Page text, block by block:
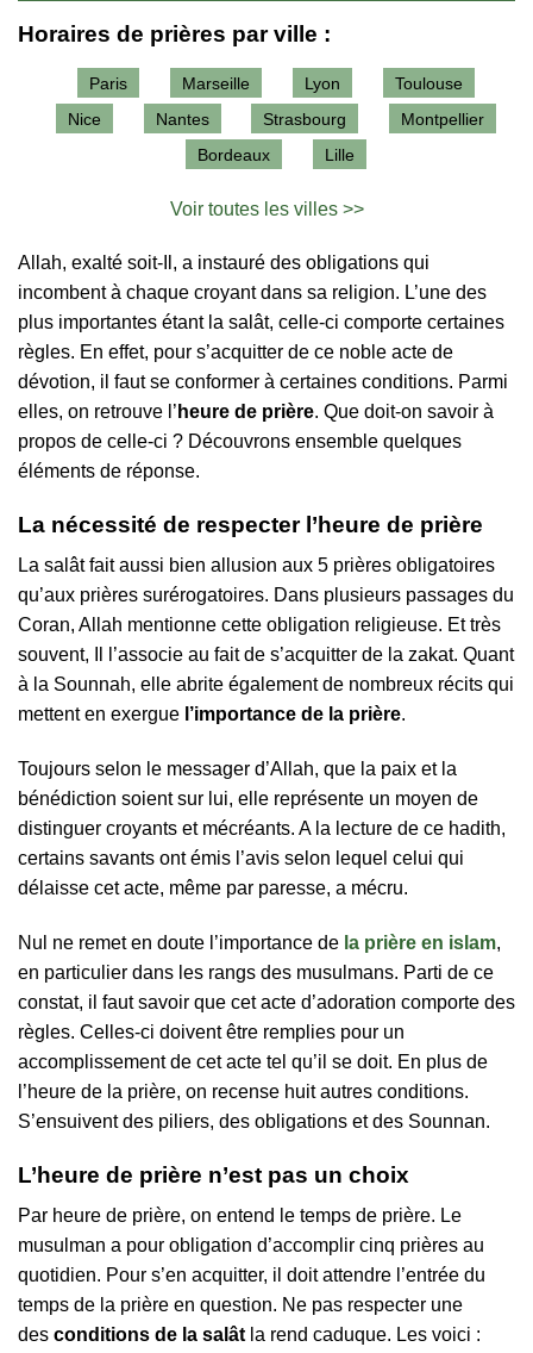
Horaires de prières par ville :
Paris Marseille Lyon
Toulouse
Nice
Nantes Strasbourg
Montpellier
Bordeaux
Lille
Voir toutes les villes >>
Allah, exalté soit-Il, a instauré des obligations qui
incombent à chaque croyant dans sa religion. L’une des
plus importantes étant la salât, celle-ci comporte certaines
règles. En effet, pour s’acquitter de ce noble acte de
dévotion, il faut se conformer à certaines conditions. Parmi
elles, on retrouve l’ heure de prière. Que doit-on savoir à
propos de celle-ci ? Découvrons ensemble quelques
éléments de réponse.
La nécessité de respecter l’heure de prière
La salât fait aussi bien allusion aux 5 prières obligatoires
qu’aux prières surérogatoires. Dans plusieurs passages du
Coran, Allah mentionne cette obligation religieuse. Et très
souvent, Il l’associe au fait de s’acquitter de la zakat. Quant
à la Sounnah, elle abrite également de nombreux récits qui
mettent en exergue l’importance de la prière.
Toujours selon le messager d’Allah, que la paix et la
bénédiction soient sur lui, elle représente un moyen de
distinguer croyants et mécréants. A la lecture de ce hadith,
certains savants ont émis l’avis selon lequel celui qui
délaisse cet acte, même par paresse, a mécru.
Nul ne remet en doute l’importance de la prière en islam,
en particulier dans les rangs des musulmans. Parti de ce
constat, il faut savoir que cet acte d’adoration comporte des
règles. Celles-ci doivent être remplies pour un
accomplissement de cet acte tel qu’il se doit. En plus de
l’heure de la prière, on recense huit autres conditions.
S’ensuivent des piliers, des obligations et des Sounnan.
L’heure de prière n’est pas un choix
Par heure de prière, on entend le temps de prière. Le
musulman a pour obligation d’accomplir cinq prières au
quotidien. Pour s’en acquitter, il doit attendre l’entrée du
temps de la prière en question. Ne pas respecter une
des conditions de la salât la rend caduque. Les voici :